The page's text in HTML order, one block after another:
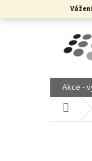
na
Akce -
Domů